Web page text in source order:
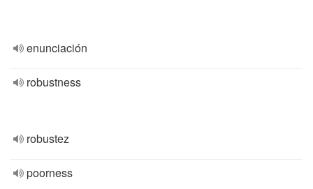
enunciación
robustness
robustez
poorness